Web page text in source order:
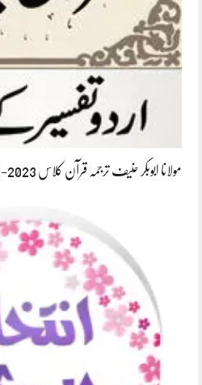
مولانا ابوبکر حنیف ترجمہ قرآن کلاس 2023-05-01